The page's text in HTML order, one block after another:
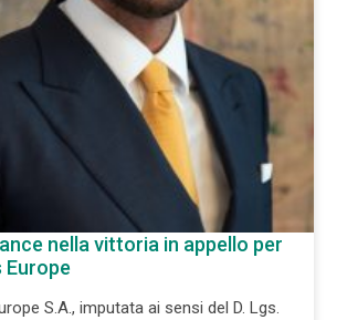
nella vittoria in appello per
Europe
S.A., imputata ai sensi del D. Lgs.